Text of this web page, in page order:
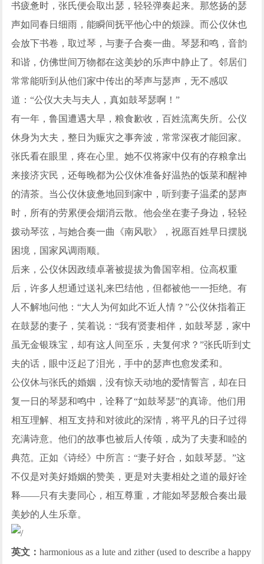
书疲惫时，张氏便会取出瑟，轻轻弹奏起来。那悠扬的瑟
声如同春日细雨，能瞬间抚平他心中的烦躁。而公仪休也
会放下书卷，取过琴，与妻子合奏一曲。琴瑟和鸣，音韵
和谐，仿佛世间万物都在这美妙的乐声中静止了。邻居们
常常能听到从他们家中传出的琴声与瑟声，无不感叹
道：“公仪大夫与夫人，真如鼓琴瑟啊！”
有一年，鲁国遭遇大旱，粮食歉收，百姓流离失所。公仪
休身为大夫，整日为赈灾之事奔波，常常深夜才能回家。
张氏看在眼里，疼在心里。她不仅将家中仅有的存粮拿出
来接济灾民，还每晚都为公仪休准备好温热的饭菜和醒神
的清茶。当公仪休疲惫地回到家中，听到妻子温柔的瑟声
时，所有的劳累便会烟消云散。他会坐在妻子身边，轻轻
拨动琴弦，与她合奏一曲《南风歌》，祝愿百姓早日摆脱
困境，国家风调雨顺。
后来，公仪休因政绩卓著被提拔为鲁国宰相。位高权重
后，许多人想通过送礼来巴结他，但都被他一一拒绝。有
人不解地问他：“大人为何如此不近人情？”公仪休指着正
在鼓瑟的妻子，笑着说：“我有贤妻相伴，如鼓琴瑟，家中
虽无金银珠宝，却有这人间至乐，夫复何求？”张氏听到丈
夫的话，眼中泛起了泪光，手中的瑟声也愈发柔和。
公仪休与张氏的婚姻，没有惊天动地的爱情誓言，却在日
复一日的琴瑟和鸣中，诠释了“如鼓琴瑟”的真谛。他们用
相互理解、相互支持和对彼此的深情，将平凡的日子过得
充满诗意。他们的故事也被后人传颂，成为了夫妻和睦的
典范。正如《诗经》中所言：“妻子好合，如鼓琴瑟。”这
不仅是对美好婚姻的赞美，更是对夫妻相处之道的最好诠
释——只有夫妻同心，相互尊重，才能如琴瑟般合奏出最
美妙的人生乐章。
英文：harmonious as a lute and zither (used to describe a happy